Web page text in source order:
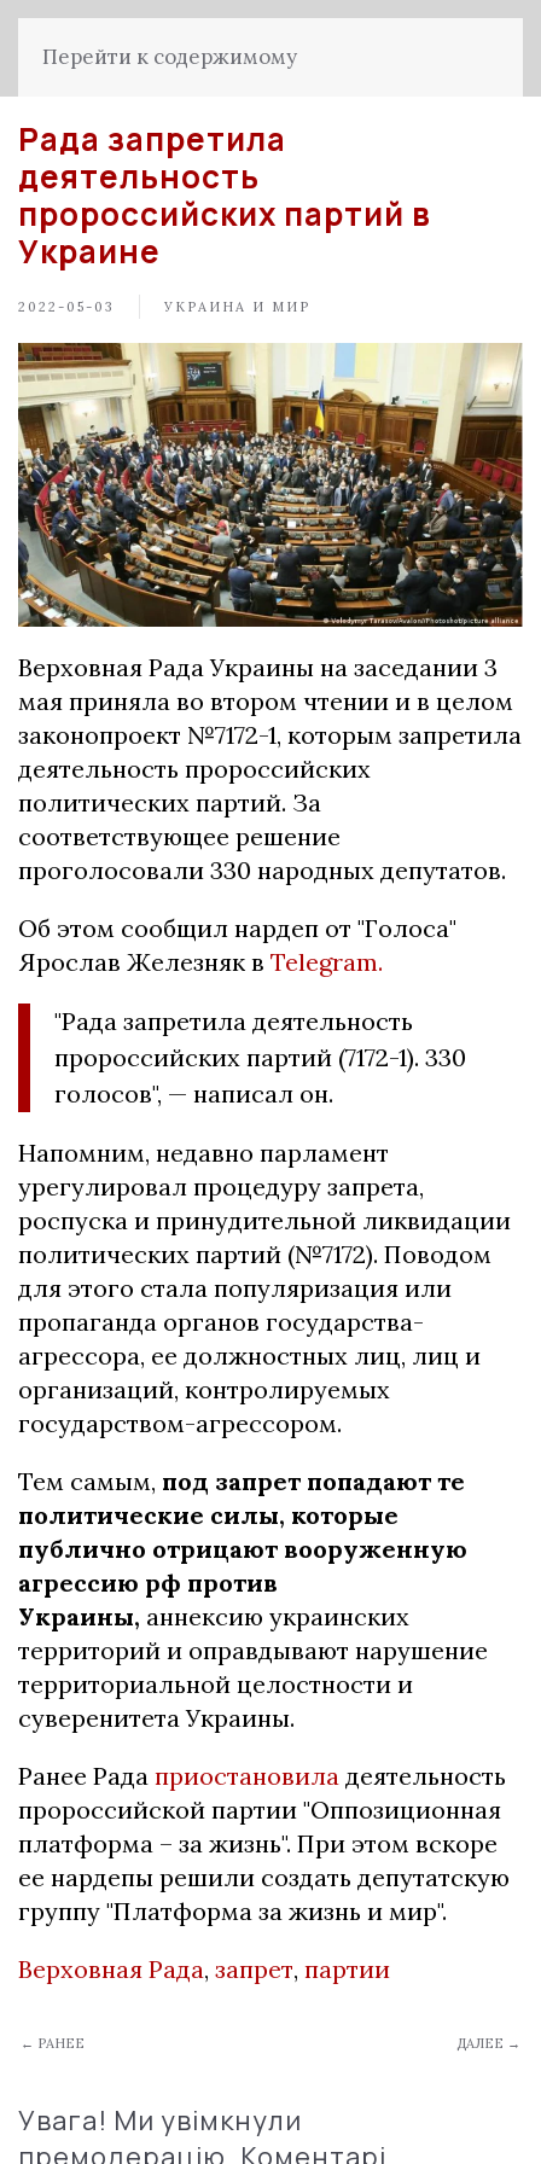
Перейти к содержимому
Рада запретила
деятельность
пророссийских партий в
Украине
2022-05-03 УКРАИНА И МИР
Верховная Рада Украины на заседании 3
мая приняла во втором чтении и в целом
законопроект №7172-1, которым запретила
деятельность пророссийских
политических партий. За
соответствующее решение
проголосовали 330 народных депутатов.
Об этом сообщил нардеп от "Голоса"
Ярослав Железняк в Telegram.
"Рада запретила деятельность
пророссийских партий (7172-1). 330
голосов", — написал он.
Напомним, недавно парламент
урегулировал процедуру запрета,
роспуска и принудительной ликвидации
политических партий (№7172). Поводом
для этого стала популяризация или
пропаганда органов государства-
агрессора, ее должностных лиц, лиц и
организаций, контролируемых
государством-агрессором.
Тем самым, под запрет попадают те
политические силы, которые
публично отрицают вооруженную
агрессию рф против
Украины, аннексию украинских
территорий и оправдывают нарушение
территориальной целостности и
суверенитета Украины.
Ранее Рада приостановила деятельность
пророссийской партии "Оппозиционная
платформа – за жизнь". При этом вскоре
ее нардепы решили создать депутатскую
группу "Платформа за жизнь и мир".
Верховная Рада, запрет, партии
← РАНЕЕ ДАЛЕЕ →
Увага! Ми увімкнули